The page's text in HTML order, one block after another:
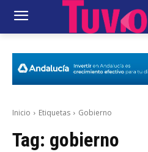
Inicio Etiquetas Gobierno
Tag: gobierno